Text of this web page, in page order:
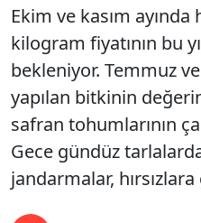
Ekim ve kasım ayında
kilogram fiyatının bu
bekleniyor. Temmuz
yapılan bitkinin
safran tohumlarının
Gece gündüz
jandarmalar, hırsızlara